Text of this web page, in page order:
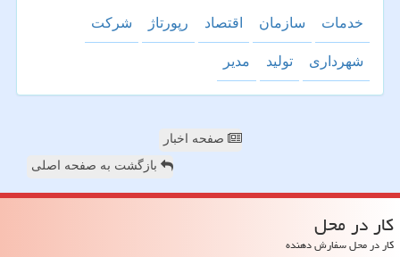
خدمات سازمان اقتصاد رپورتاژ شركت
شهرداری تولید مدیر
صفحه اخبار
بازگشت به صفحه اصلی
كار در محل
کار در محل سفارش دهنده